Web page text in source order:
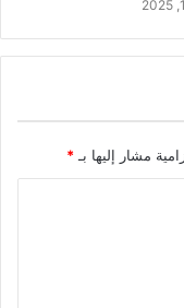
مشار إليها بـ *